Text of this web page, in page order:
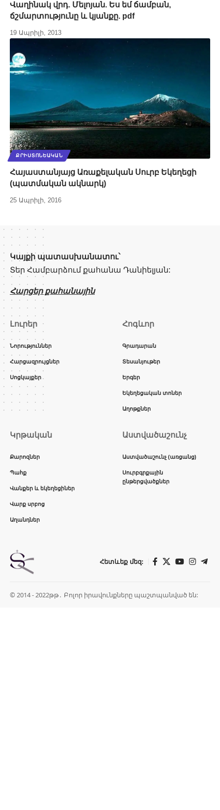
Վաղինակ վրդ. Մելոյան. Ես եմ ճամբան,
ճշմարտությունը և կյանքը. pdf
19 Ապրիլի, 2013
ՔՐԻՍՏՈՆԵԱԿԱՆ
Հայաստանյայց Առաքելական Սուրբ Եկեղեցի
(պատմական ակնարկ)
25 Ապրիլի, 2016
Կայքի պատասխանատու՝
Տեր Համբարձում քահանա Դանիելյան:
Հարցեր քահանային
Լուրեր
Նորություններ
Հարցազրույցներ
Սոցկայքեր
Հոգևոր
Գրադարան
Տեսանյութեր
Երգեր
Եկեղեցական տոներ
Աղոթքներ
Կրթական
Քարոզներ
Պահք
Վանքեր և եկեղեցիներ
Վարք սրբոց
Աղանդներ
Աստվածաշունչ
Աստվածաշունչ (առցանց)
Սուրբգրքային
ընթերցվածքներ
Հետևեք մեզ:
© 2014 - 2022թթ․ Բոլոր իրավունքները պաշտպանված են: